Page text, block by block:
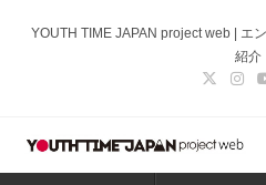
ス
YOUTH TIME JAPAN project web | エ
紹介